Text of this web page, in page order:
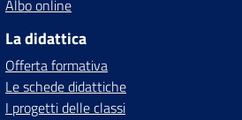
Albo online
La didattica
Offerta formativa
Le schede didattiche
I progetti delle classi